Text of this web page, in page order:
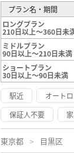
プラン名・期間
ロングプラン
210日以上～360日未
ミドルプラン
90日以上～210日未満
ショートプラン
30日以上～90日未満
駅近
オート
保証人不要
東京都 目黒区